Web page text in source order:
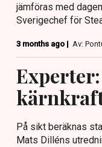
jämföras med
Sverigechef för
3 months ago | Av:
På sikt beräknas
Mats Dilléns